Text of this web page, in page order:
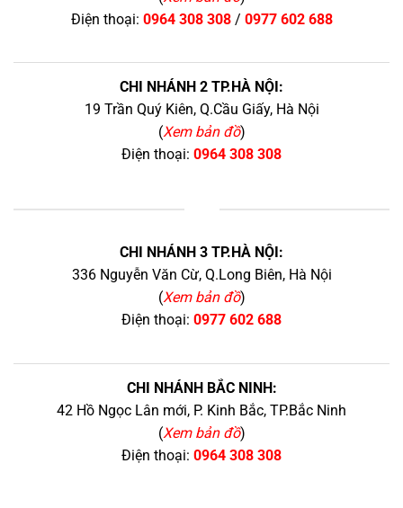
Điện thoại: 0964 308 308/ 0977 602 688
CHI NHÁNH 2 TP.HÀ NỘI:
19 Trần Quý Kiên, Q.Cầu Giấy, Hà Nội
(Xem bản đồ)
Điện thoại: 0964 308 308
CHI NHÁNH 3 TP.HÀ NỘI:
336 Nguyễn Văn Cừ, Q.Long Biên, Hà Nội
(Xem bản đồ)
Điện thoại: 0977 602 688
CHI NHÁNH BẮC NINH:
42 Hồ Ngọc Lân mới, P. Kinh Bắc, TP.Bắc Ninh
(Xem bản đồ)
Điện thoại: 0964 308 308